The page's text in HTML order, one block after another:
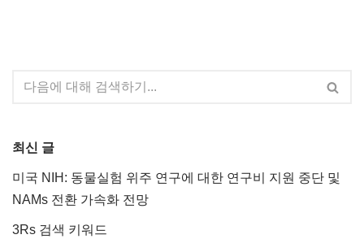
최신 글
미국 NIH: 동물실험 위주 연구에 대한 연구비 지원 중단 및
NAMs 전환 가속화 전망
3Rs 검색 키워드